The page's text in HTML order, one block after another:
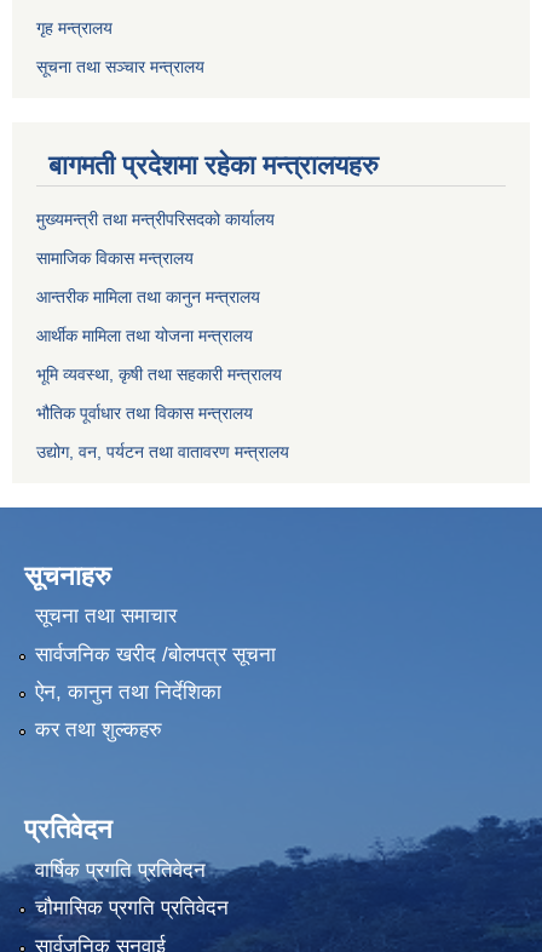
गृह मन्त्रालय
सूचना तथा सञ्चार मन्त्रालय
बागमती प्रदेशमा रहेका मन्त्रालयहरु
मुख्यमन्त्री तथा मन्त्रीपरिसदको कार्यालय
सामाजिक विकास मन्त्रालय
आन्तरीक मामिला तथा कानुन मन्त्रालय
आर्थीक मामिला तथा योजना मन्त्रालय
भूमि व्यवस्था, कृषी तथा सहकारी मन्त्रालय
भौतिक पूर्वाधार तथा विकास मन्त्रालय
उद्योग, वन, पर्यटन तथा वातावरण मन्त्रालय
सूचनाहरु
सूचना तथा समाचार
सार्वजनिक खरीद /बोलपत्र सूचना
ऐन, कानुन तथा निर्देशिका
कर तथा शुल्कहरु
प्रतिवेदन
वार्षिक प्रगति प्रतिवेदन
चौमासिक प्रगति प्रतिवेदन
सार्वजनिक सुनुवाई